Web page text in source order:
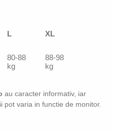
L XL
80-88
kg
88-98
kg
au caracter informativ, iar
pot varia in functie de monitor.